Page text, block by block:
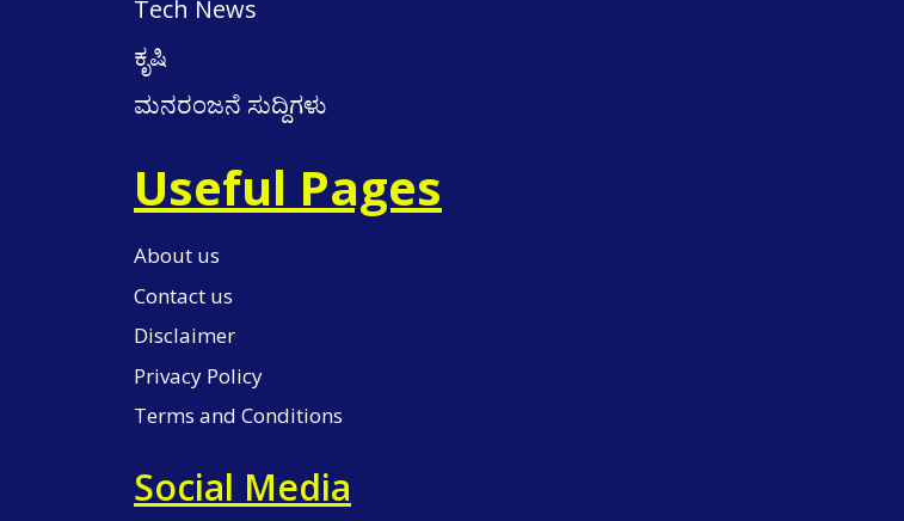
Tech News
ಕೃಷಿ
ಮನರಂಜನೆ ಸುದ್ದಿಗಳು
Useful Pages
About us
Contact us
Disclaimer
Privacy Policy
Terms and Conditions
Social Media